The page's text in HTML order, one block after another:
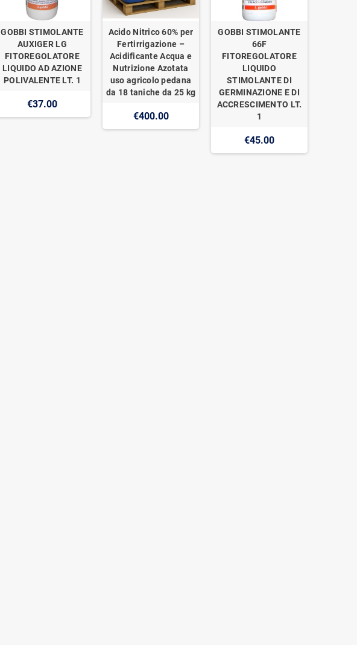
GOBBI STIMOLANTE
AUXIGER LG
FITOREGOLATORE
LIQUIDO AD AZIONE
POLIVALENTE LT. 1
€37.00
Acido Nitrico 60% per
Fertirrigazione –
Acidificante Acqua e
Nutrizione Azotata
uso agricolo pedana
da 18 taniche da 25 kg
€400.00
GOBBI STIMOLANTE
66F
FITOREGOLATORE
LIQUIDO
STIMOLANTE DI
GERMINAZIONE E DI
ACCRESCIMENTO LT.
1
€45.00